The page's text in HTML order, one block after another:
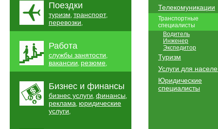
Поездки
туризм, транспорт,
перевозки,
Работа
службы занятости,
вакансии, резюме,
Бизнес и финансы
бизнес услуги, финансы,
реклама, юридические
услуги,
Телекомуникации
Транспортные
специалисты
Водитель
Инженер
Экспедитор
Туризм
Услуги для
Юридические
специалисты